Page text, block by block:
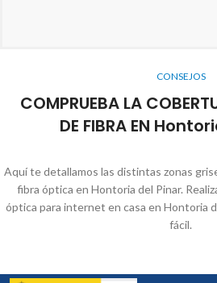
CONSEJOS
COMPRUEBA LA
DE FIBRA EN
Aquí te detallamos las distintas zonas
fibra óptica en Hontoria del Pinar.
óptica para internet en casa en Hontoria
fácil.